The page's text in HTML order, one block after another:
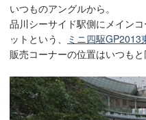
いつものアングルから。
品川シーサイド駅側にメイン
ットという、
ミニ四駆GP2013
販売コーナーの位置はいつもと